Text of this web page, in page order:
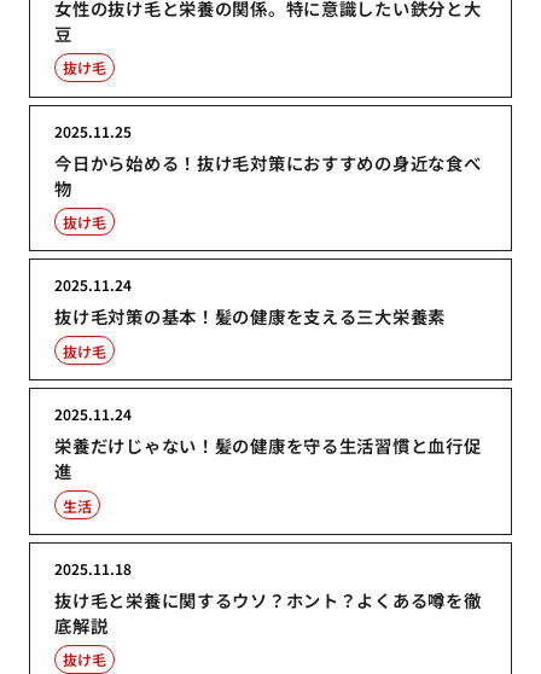
女性の抜け毛と栄養の関係。特に意識したい鉄分と大
豆
抜け毛
今日から始める！抜け毛対策におすすめの身近な食べ
物
2025.11.25
抜け毛
抜け毛対策の基本！髪の健康を支える三大栄養素
2025.11.24
抜け毛
栄養だけじゃない！髪の健康を守る生活習慣と血行促
進
2025.11.24
生活
抜け毛と栄養に関するウソ？ホント？よくある噂を徹
底解説
2025.11.18
抜け毛